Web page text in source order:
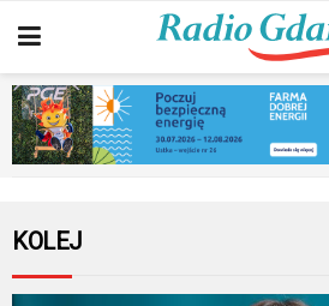
KOLEJ